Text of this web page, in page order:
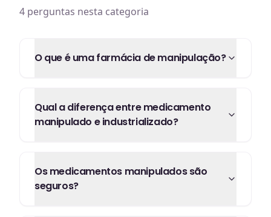
4 perguntas nesta categoria
O que é uma farmácia de manipulação?
Qual a diferença entre medicamento
manipulado e industrializado?
Os medicamentos manipulados são
seguros?